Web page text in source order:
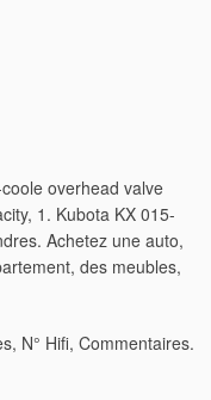
overhead valve
1. Kubota KX 015-
Achetez une auto,
des meubles,
N° Hifi, Commentaires.